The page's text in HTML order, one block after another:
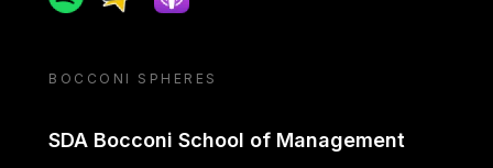
BOCCONI SPHERES
SDA Bocconi School of Management